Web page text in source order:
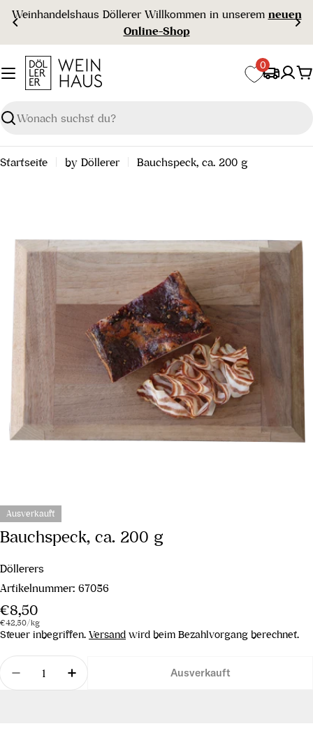
Zum
Inhalt
springen
Weinhandelshaus Döllerer Willkommen in unseremneuen
Online-Shop
Suchen
0
Startseite by Döllerer Bauchspeck, ca. 200 g
Ausverkauft
Bauchspeck, ca. 200 g
Döllerers
Artikelnummer: 67056
Regulärer
Preis
€8,50
Stückpreis
€42,50/pro
kg
Steuer inbegriffen. Versand wird beim Bezahlvorgang berechnet.
Menge
Menge für Bauchspeck, ca. 200 g verringern
Menge für Bauchspeck, ca. 200 g
Ausverkauft